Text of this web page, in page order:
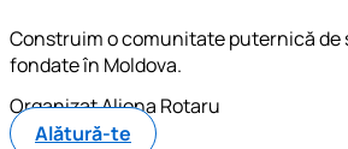
Construim o comunitate puternică
fondate în Moldova.
OrganizatAliona Rotaru
Alătură-te